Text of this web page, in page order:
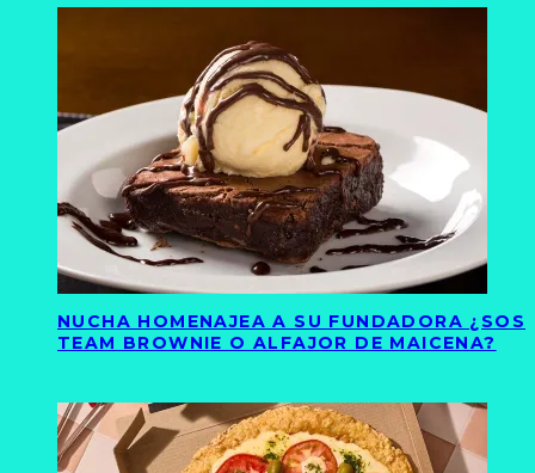
NUCHA HOMENAJEA A SU FUNDADORA ¿SOS
TEAM BROWNIE O ALFAJOR DE MAICENA?